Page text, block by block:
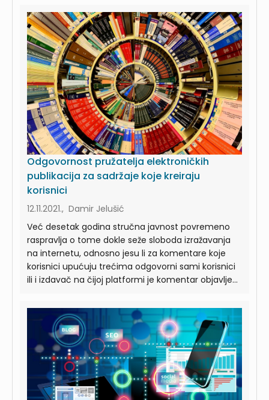
Odgovornost pružatelja elektroničkih
publikacija za sadržaje koje kreiraju
korisnici
12.11.2021., Damir Jelušić
Već desetak godina stručna javnost povremeno
raspravlja o tome dokle seže sloboda izražavanja
na internetu, odnosno jesu li za komentare koje
korisnici upućuju trećima odgovorni sami korisnici
ili i izdavač na čijoj platformi je komentar objavlje...